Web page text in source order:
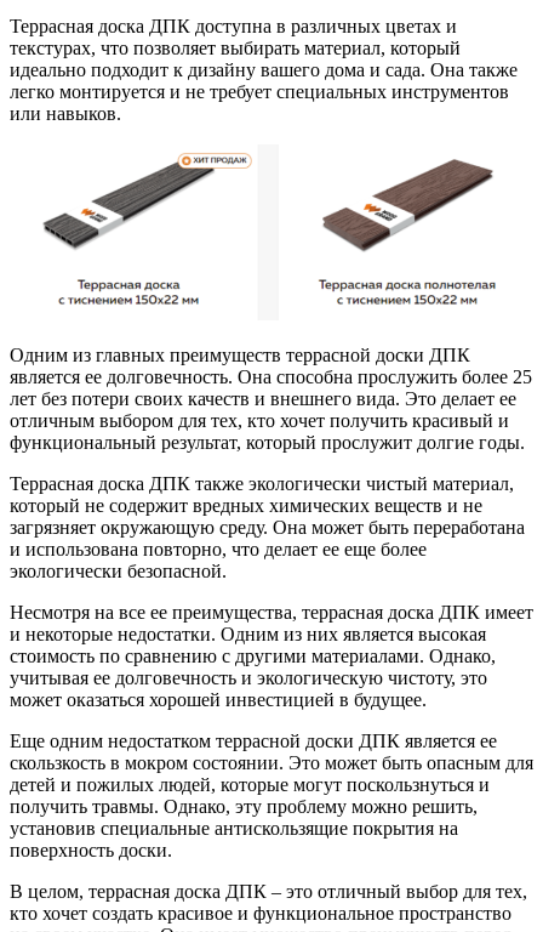
Террасная доска ДПК доступна в различных цветах и
текстурах, что позволяет выбирать материал, который
идеально подходит к дизайну вашего дома и сада. Она также
легко монтируется и не требует специальных инструментов
или навыков.
Одним из главных преимуществ террасной доски ДПК
является ее долговечность. Она способна прослужить более 25
лет без потери своих качеств и внешнего вида. Это делает ее
отличным выбором для тех, кто хочет получить красивый и
функциональный результат, который прослужит долгие годы.
Террасная доска ДПК также экологически чистый материал,
который не содержит вредных химических веществ и не
загрязняет окружающую среду. Она может быть переработана
и использована повторно, что делает ее еще более
экологически безопасной.
Несмотря на все ее преимущества, террасная доска ДПК имеет
и некоторые недостатки. Одним из них является высокая
стоимость по сравнению с другими материалами. Однако,
учитывая ее долговечность и экологическую чистоту, это
может оказаться хорошей инвестицией в будущее.
Еще одним недостатком террасной доски ДПК является ее
скользкость в мокром состоянии. Это может быть опасным для
детей и пожилых людей, которые могут поскользнуться и
получить травмы. Однако, эту проблему можно решить,
установив специальные антискользящие покрытия на
поверхность доски.
В целом, террасная доска ДПК – это отличный выбор для тех,
кто хочет создать красивое и функциональное пространство